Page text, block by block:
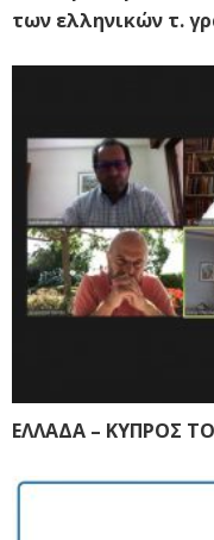
των ελληνικών τ.
ΕΛΛΑΔΑ – ΚΥΠΡΟΣ